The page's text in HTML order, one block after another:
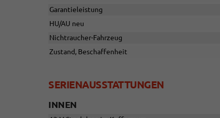
Garantieleistung
HU/AU neu
Nichtraucher-Fahrzeug
Zustand, Beschaffenheit
SERIENAUSSTATTUNGEN
INNEN